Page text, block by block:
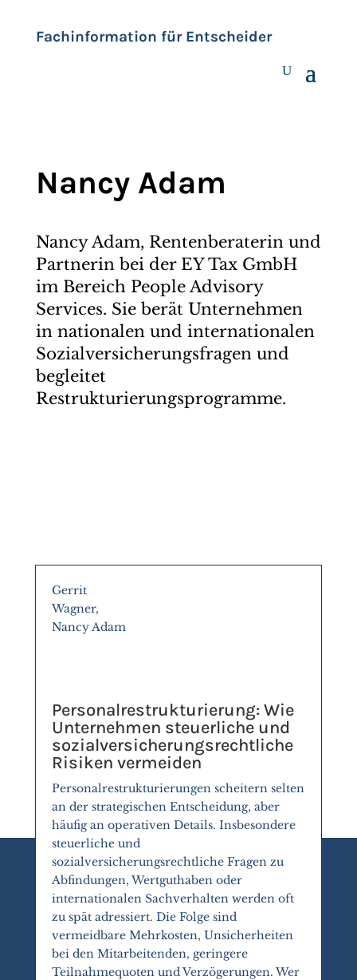
Fachinformation für Entscheider
Nancy Adam
Nancy Adam, Rentenberaterin und
Partnerin bei der EY Tax GmbH
im Bereich People Advisory
Services. Sie berät Unternehmen
in nationalen und internationalen
Sozialversicherungsfragen und
begleitet
Restrukturierungsprogramme.
Gerrit
Wagner,
Nancy Adam
Personalrestrukturierung: Wie
Unternehmen steuerliche und
sozialversicherungsrechtliche
Risiken vermeiden
Personalrestrukturierungen scheitern selten
an der strategischen Entscheidung, aber
häufig an operativen Details. Insbesondere
steuerliche und
sozialversicherungsrechtliche Fragen zu
Abfindungen, Wertguthaben oder
internationalen Sachverhalten werden oft
zu spät adressiert. Die Folge sind
vermeidbare Mehrkosten, Unsicherheiten
bei den Mitarbeitenden, geringere
Teilnahmequoten und Verzögerungen. Wer